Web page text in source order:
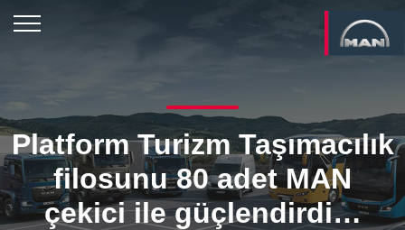
Platform Turizm Taşımacılık
filosunu 80 adet MAN
çekici ile güçlendirdi…